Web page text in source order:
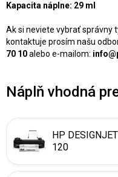
Kapacita náplne: 29 ml
Ak si neviete vybrať správny
kontaktuje prosím našu
70 10alebo e-mailom:
Náplň vhodná
HP
120